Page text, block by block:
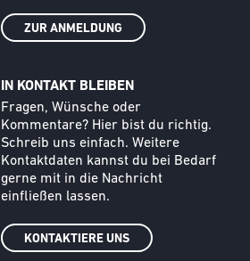
ZUR ANMELDUNG
IN KONTAKT BLEIBEN
Text
Fragen, Wünsche oder
Kommentare? Hier bist du richtig.
Schreib uns einfach. Weitere
Kontaktdaten kannst du bei Bedarf
gerne mit in die Nachricht
einfließen lassen.
KONTAKTIERE UNS